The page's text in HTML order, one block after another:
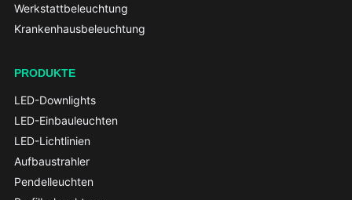
Werkstattbeleuchtung
Krankenhausbeleuchtung
PRODUKTE
LED-Downlights
LED-Einbauleuchten
LED-Lichtlinien
Aufbaustrahler
Pendelleuchten